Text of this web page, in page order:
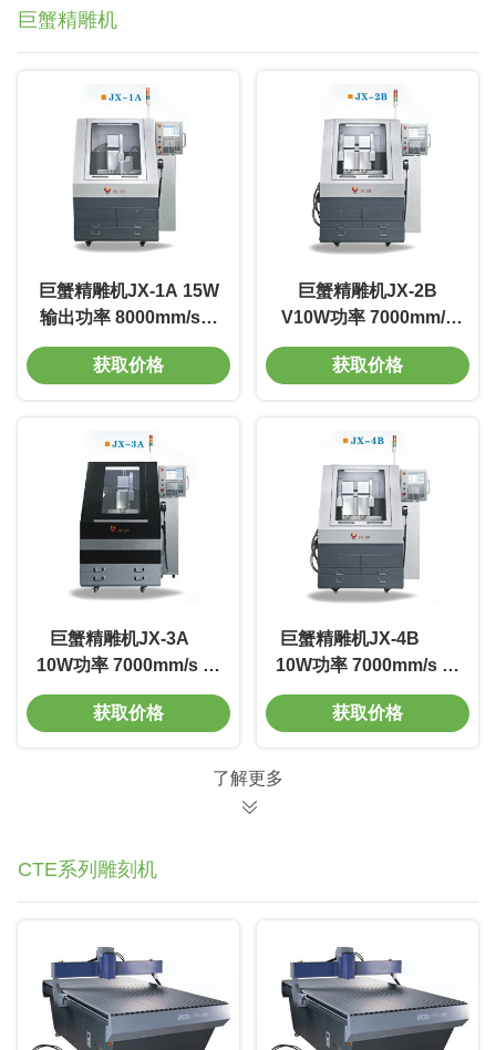
巨蟹精雕机
巨蟹精雕机JX-1A 15W
输出功率 8000mm/s打
标速度 重复精度
0.02mm 材质优秀耐用
获取价格
巨蟹精雕机JX-2B
V10W功率 7000mm/s
线宽0.02m 质量好 寿命
长
获取价格
巨蟹精雕机JX-3A
10W功率 7000mm/s 重
复精度0.002mm 免维护
获取价格
巨蟹精雕机JX-4B
10W功率 7000mm/s 重
复精度0.002mm 免维
护
获取价格
了解更多
CTE系列雕刻机